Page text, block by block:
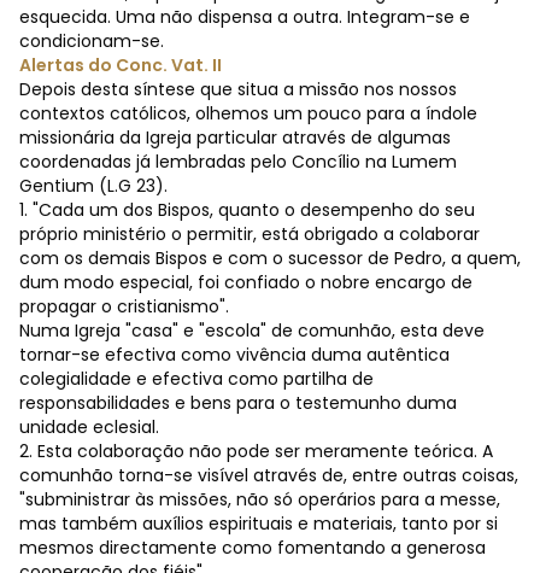
esquecida. Uma não dispensa a outra. Integram-se e
condicionam-se.
Alertas do Conc. Vat. II
Depois desta síntese que situa a missão nos nossos
contextos católicos, olhemos um pouco para a índole
missionária da Igreja particular através de algumas
coordenadas já lembradas pelo Concílio na Lumem
Gentium (L.G 23).
1. "Cada um dos Bispos, quanto o desempenho do seu
próprio ministério o permitir, está obrigado a colaborar
com os demais Bispos e com o sucessor de Pedro, a quem,
dum modo especial, foi confiado o nobre encargo de
propagar o cristianismo".
Numa Igreja "casa" e "escola" de comunhão, esta deve
tornar-se efectiva como vivência duma autêntica
colegialidade e efectiva como partilha de
responsabilidades e bens para o testemunho duma
unidade eclesial.
2. Esta colaboração não pode ser meramente teórica. A
comunhão torna-se visível através de, entre outras coisas,
"subministrar às missões, não só operários para a messe,
mas também auxílios espirituais e materiais, tanto por si
mesmos directamente como fomentando a generosa